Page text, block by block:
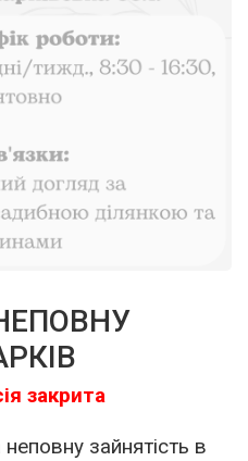
закрита
неповну зайнятість в